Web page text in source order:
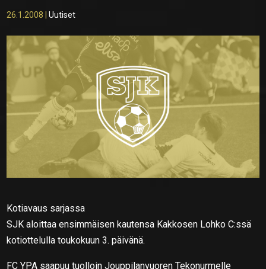
26.1.2008 |Uutiset
Kotiavaus sarjassa
SJK aloittaa ensimmäisen kautensa Kakkosen Lohko C:ssä
kotiottelulla toukokuun 3. päivänä.
FC YPA saapuu tuolloin Jouppilanvuoren Tekonurmelle